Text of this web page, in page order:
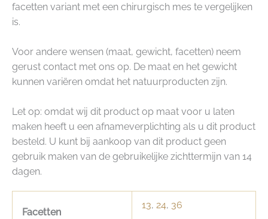
facetten variant met een chirurgisch mes te vergelijken
is.
Voor andere wensen (maat, gewicht, facetten) neem
gerust contact met ons op. De maat en het gewicht
kunnen variëren omdat het natuurproducten zijn.
Let op: omdat wij dit product op maat voor u laten
maken heeft u een afnameverplichting als u dit product
besteld. U kunt bij aankoop van dit product geen
gebruik maken van de gebruikelijke zichttermijn van 14
dagen.
Facetten
13, 24, 36